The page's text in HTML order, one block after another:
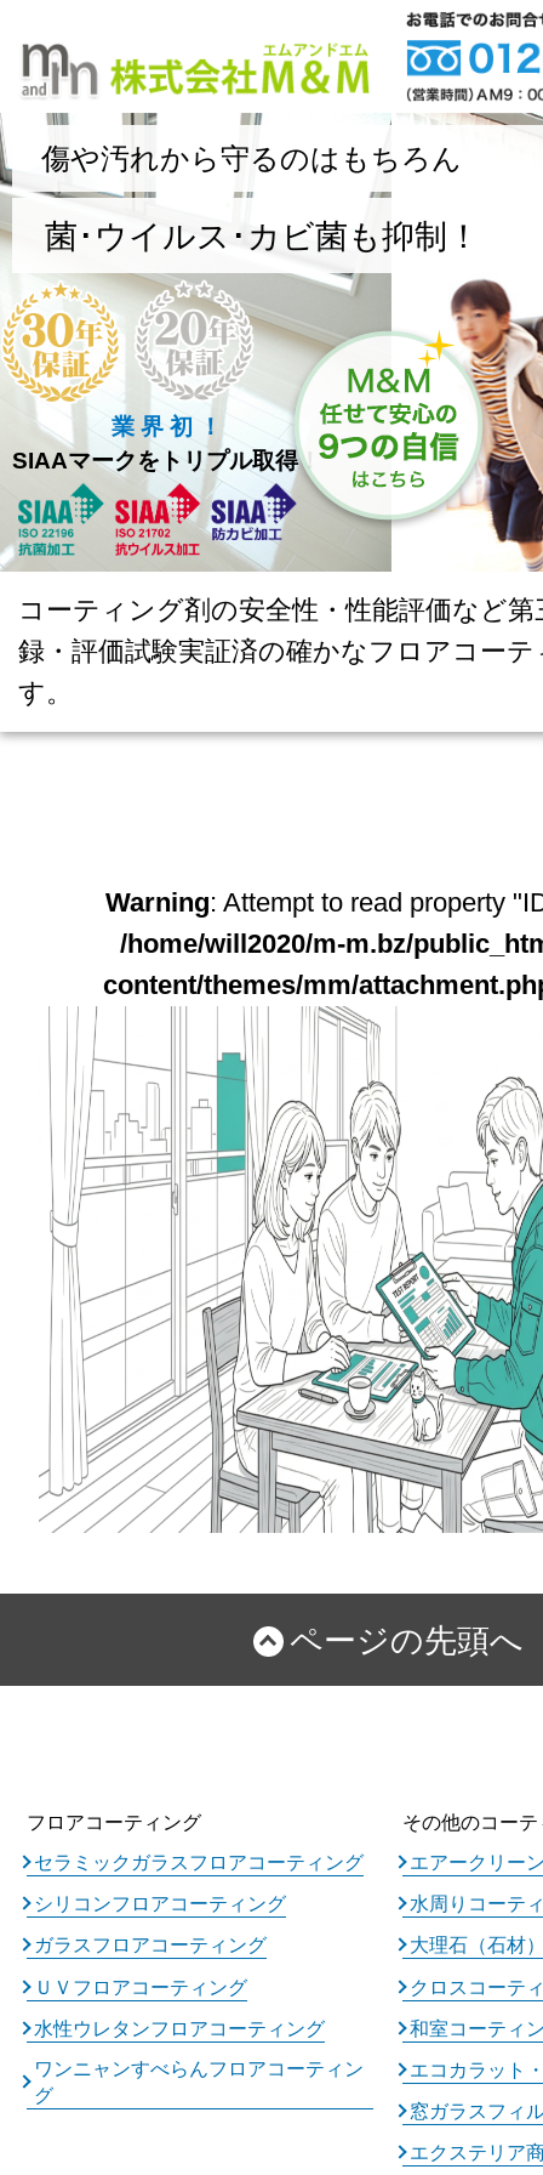
傷や汚れから守るのはもちろん
菌･ウイルス･カビ菌も抑制！
業 界 初 ！
SIAAマークをトリプル取得！
コーティング剤の安全性・性能評価など
録・評価試験実証済の確かなフロアコー
す。
Warning: Attempt to read property
/home/will2020/m-m.bz/
content/themes/mm/
ページの先頭へ
フロアコーティング
セラミックガラスフロアコーティング
シリコンフロアコーティング
ガラスフロアコーティング
ＵＶフロアコーティング
水性ウレタンフロアコーティング
ワンニャンすべらんフロアコーティン
グ
その他のコー
エアークリー
水周りコーテ
大理石（石材
クロスコーテ
和室コーティ
エコカラット
窓ガラスフィ
エクステリア